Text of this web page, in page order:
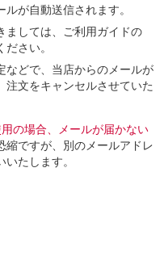
が自動送信されます。
ましては、ご利用ガイドの
ださい。
などで、当店からのメールが
注文をキャンセルさせていた
の場合、メールが届かない
縮ですが、別のメールアドレ
たします。